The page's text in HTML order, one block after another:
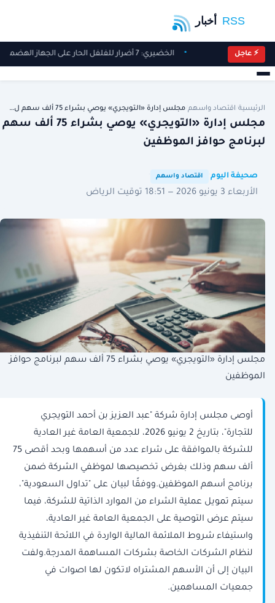
⚡ عاجل الخضيري: 7 أضرار للفلفل الحار على الجهاز الهضمي والقولون
الرئيسية اقتصاد واسهم مجلس إدارة «التويجري» يوصي بشراء 75 ألف سهم ل…
مجلس إدارة «التويجري» يوصي بشراء 75 ألف سهم
لبرنامج حوافز الموظفين
صحيفة اليوم اقتصاد واسهم
الأربعاء 3 يونيو 2026 — 18:51 توقيت الرياض
مجلس إدارة «التويجري» يوصي بشراء 75 ألف سهم لبرنامج حوافز
الموظفين
أوصى مجلس إدارة شركة "عبد العزيز بن أحمد التويجري
للتجارة"، بتاريخ 2 يونيو 2026، للجمعية العامة غير العادية
للشركة بالموافقة على شراء عدد من أسهمها وبحد أقصى 75
ألف سهم وذلك بغرض تخصيصها لموظفي الشركة ضمن
برنامج أسهم الموظفين.ووفقًا لبيان على "تداول السعودية"،
سيتم تمويل عملية الشراء من الموارد الذاتية للشركة، فيما
سيتم عرض التوصية على الجمعية العامة غير العادية،
واستيفاء شروط الملائمة المالية الواردة في اللائحة التنفيذية
لنظام الشركات الخاصة بشركات المساهمة المدرجة.ولفت
البيان إلى أن الأسهم المشتراه لاتكون لها اصوات في
جمعيات المساهمين.